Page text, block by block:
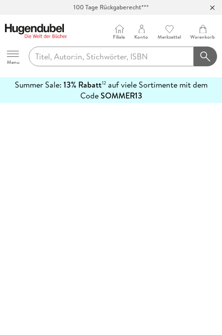
100 Tage Rückgaberecht***
Hugendubel
Menu
Filiale Konto Merkzettel Warenkorb
Summer Sale: 13% Rabatt12auf viele Sortimente mit dem
CodeSOMMER13
erfahren